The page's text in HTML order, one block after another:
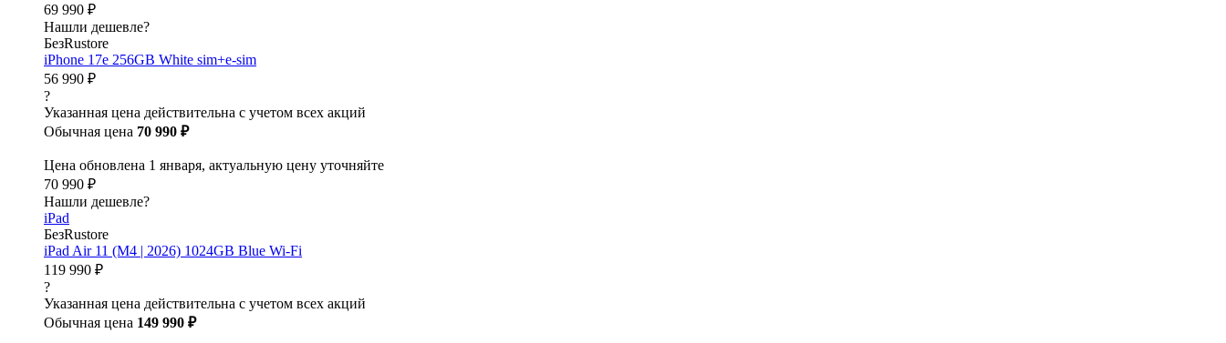
69 990 ₽
Нашли дешевле?
БезRustore
iPhone 17e 256GB White sim+e-sim
56 990 ₽
?
Указанная цена действительна с учетом всех акций
Обычная цена 70 990 ₽
Цена обновлена 1 января, актуальную цену уточняйте
70 990 ₽
Нашли дешевле?
iPad
БезRustore
iPad Air 11 (M4 | 2026) 1024GB Blue Wi-Fi
119 990 ₽
?
Указанная цена действительна с учетом всех акций
Обычная цена 149 990 ₽